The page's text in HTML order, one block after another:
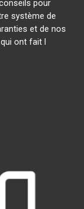
pour
système de
et de nos
ont fait l